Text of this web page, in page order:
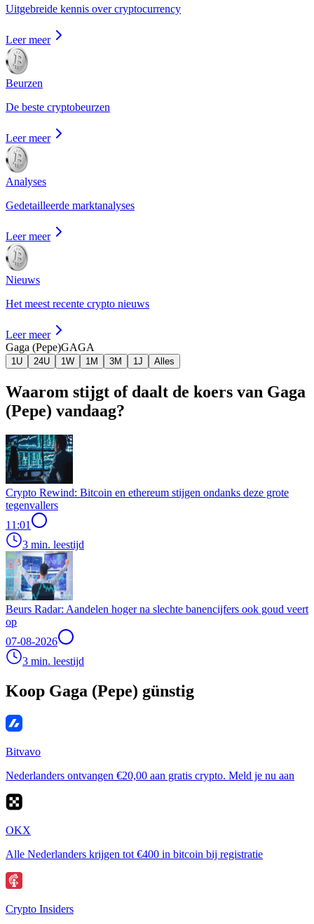
Uitgebreide kennis over cryptocurrency
Leer meer
Beurzen
De beste cryptobeurzen
Leer meer
Analyses
Gedetailleerde marktanalyses
Leer meer
Nieuws
Het meest recente crypto nieuws
Leer meer
Gaga (Pepe)GAGA
1U 24U 1W 1M 3M 1J Alles
Waarom stijgt of daalt de koers van Gaga
(Pepe) vandaag?
Crypto Rewind: Bitcoin en ethereum stijgen ondanks deze grote
tegenvallers
11:01
3 min. leestijd
Beurs Radar: Aandelen hoger na slechte banencijfers ook goud veert
op
07-08-2026
3 min. leestijd
Koop Gaga (Pepe) günstig
Bitvavo
Nederlanders ontvangen €20,00 aan gratis crypto. Meld je nu aan
OKX
Alle Nederlanders krijgen tot €400 in bitcoin bij registratie
Crypto Insiders